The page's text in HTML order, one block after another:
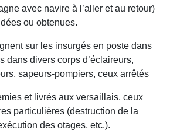
avec navire à l’aller et au retour)
ou obtenues.
sur les insurgés en poste dans
dans divers corps d’éclaireurs,
sapeurs-pompiers, ceux arrêtés
et livrés aux versaillais, ceux
particulières (destruction de la
des otages, etc.).